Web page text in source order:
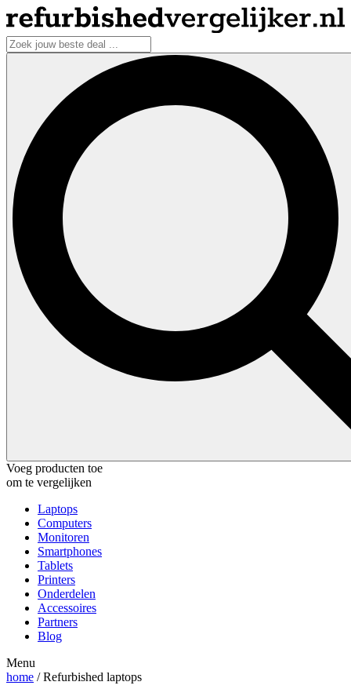
Voeg producten toe
om te vergelijken
Laptops
Computers
Monitoren
Smartphones
Tablets
Printers
Onderdelen
Accessoires
Partners
Blog
Menu
home / Refurbished laptops